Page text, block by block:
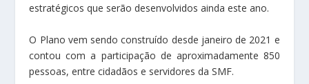
estratégicos que serão desenvolvidos ainda este ano.
O Plano vem sendo construído desde janeiro de 2021 e
contou com a participação de aproximadamente 850
pessoas, entre cidadãos e servidores da SMF.